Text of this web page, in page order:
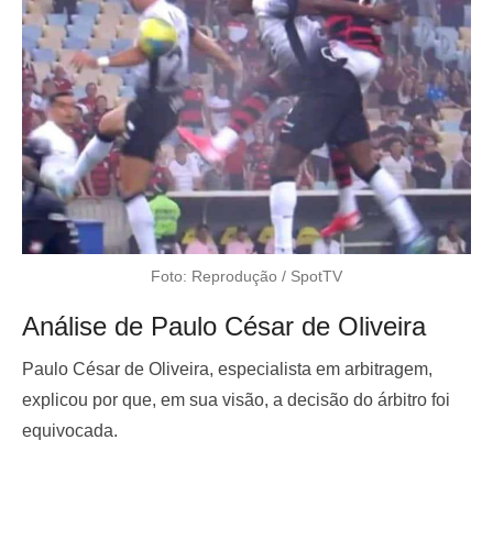
Foto: Reprodução / SpotTV
Análise de Paulo César de Oliveira
Paulo César de Oliveira, especialista em arbitragem,
explicou por que, em sua visão, a decisão do árbitro foi
equivocada.